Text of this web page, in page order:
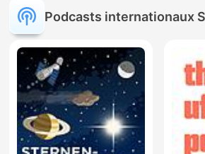
Podcasts internationaux